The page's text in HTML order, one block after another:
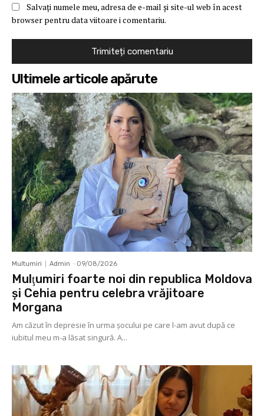
Salvați numele meu, adresa de e-mail și site-ul web în acest
browser pentru data viitoare i comentariu.
Ultimele articole apărute
Multumiri Admin - 09/08/2026
Mulţumiri foarte noi din republica Moldova
și Cehia pentru celebra vrăjitoare
Morgana
Am căzut în depresie în urma șocului pe care l-am avut după ce
iubitul meu m-a lăsat singură. A...